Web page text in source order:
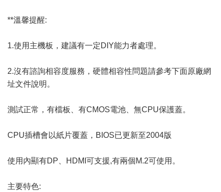
**溫馨提醒:
1.使用主機板，建議有一定DIY能力者處理。
2.沒有諮詢相容度服務，硬體相容性問題請參考下面原廠網
址文件說明。
測試正常，有檔板、有CMOS電池、無CPU保護蓋。
CPU插槽會以紙片覆蓋，BIOS已更新至2004版
使用內顯有DP、HDMI可支援,有兩個M.2可使用。
主要特色: